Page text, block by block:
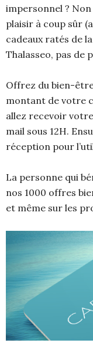
impersonnel ?
plaisir à coup sûr
cadeaux ratés de
Thalasseo, pas de
Offrez du bien-
montant de votre
allez recevoir
mail sous 12H.
réception pour
La personne qui
nos 1000 offres
et même sur les